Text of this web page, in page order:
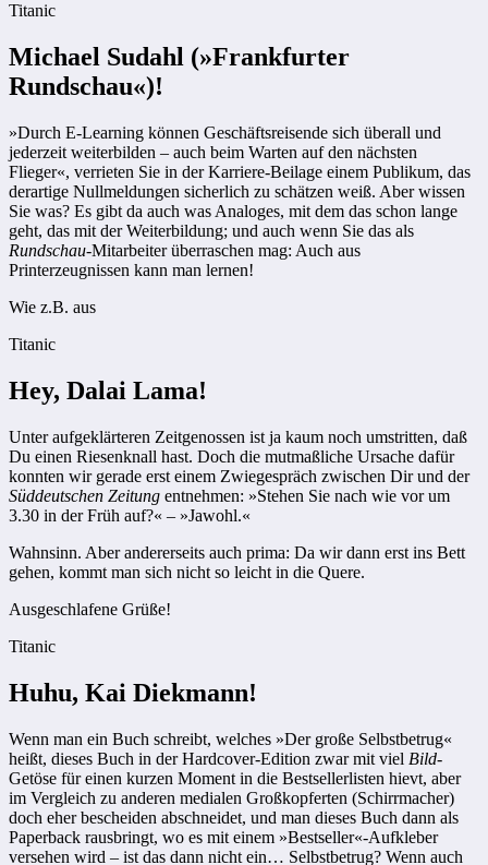
Titanic
Michael Sudahl (»Frankfurter
Rundschau«)!
»Durch E-Learning können Geschäftsreisende sich überall und
jederzeit weiterbilden – auch beim Warten auf den nächsten
Flieger«, verrieten Sie in der Karriere-Beilage einem Publikum, das
derartige Nullmeldungen sicherlich zu schätzen weiß. Aber wissen
Sie was? Es gibt da auch was Analoges, mit dem das schon lange
geht, das mit der Weiterbildung; und auch wenn Sie das als
Rundschau-Mitarbeiter überraschen mag: Auch aus
Printerzeugnissen kann man lernen!
Wie z.B. aus
Titanic
Hey, Dalai Lama!
Unter aufgeklärteren Zeitgenossen ist ja kaum noch umstritten, daß
Du einen Riesenknall hast. Doch die mutmaßliche Ursache dafür
konnten wir gerade erst einem Zwiegespräch zwischen Dir und der
Süddeutschen Zeitung entnehmen: »Stehen Sie nach wie vor um
3.30 in der Früh auf?« – »Jawohl.«
Wahnsinn. Aber andererseits auch prima: Da wir dann erst ins Bett
gehen, kommt man sich nicht so leicht in die Quere.
Ausgeschlafene Grüße!
Titanic
Huhu, Kai Diekmann!
Wenn man ein Buch schreibt, welches »Der große Selbstbetrug«
heißt, dieses Buch in der Hardcover-Edition zwar mit viel Bild-
Getöse für einen kurzen Moment in die Bestsellerlisten hievt, aber
im Vergleich zu anderen medialen Großkopferten (Schirrmacher)
doch eher bescheiden abschneidet, und man dieses Buch dann als
Paperback rausbringt, wo es mit einem »Bestseller«-Aufkleber
versehen wird – ist das dann nicht ein… Selbstbetrug? Wenn auch